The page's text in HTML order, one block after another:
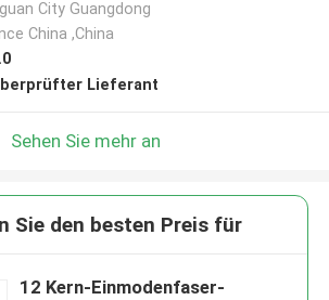
City Guangdong
China ,China
Lieferant
Sehen Sie mehr an
Sie den besten Preis für
12 Kern-Einmodenfaser-